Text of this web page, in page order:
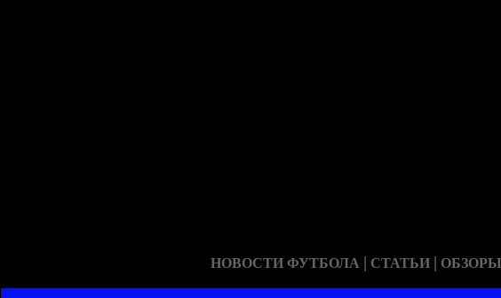
НОВОСТИ ФУТБОЛА | СТАТЬИ | ОБЗОРЫ